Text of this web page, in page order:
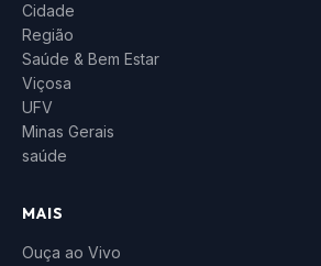
Cidade
Região
Saúde & Bem Estar
Viçosa
UFV
Minas Gerais
saúde
MAIS
Ouça ao Vivo